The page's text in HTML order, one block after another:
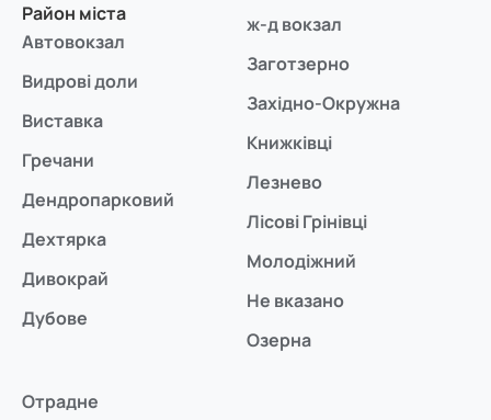
Район міста
Автовокзал
Видрові доли
Виставка
Гречани
Дендропарковий
Дехтярка
Дивокрай
Дубове
ж-д вокзал
Заготзерно
Західно-Окружна
Книжківці
Лезнево
Лісові Грінівці
Молодіжний
Не вказано
Озерна
Отрадне